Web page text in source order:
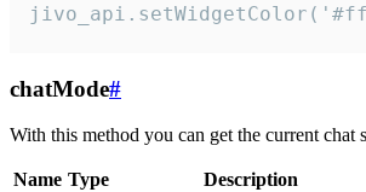
chatMode#
With this method you can get the current chat
Name Type
Description